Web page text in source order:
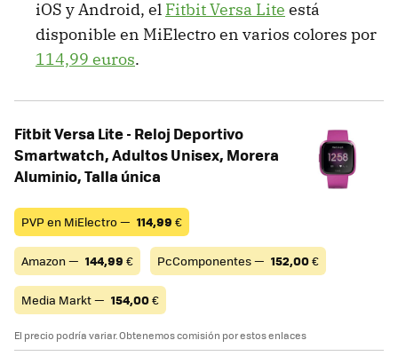
iOS y Android, el Fitbit Versa Lite está
disponible en MiElectro en varios colores por
114,99 euros.
Fitbit Versa Lite - Reloj Deportivo
Smartwatch, Adultos Unisex, Morera
Aluminio, Talla única
PVP en MiElectro — 114,99 €
Amazon — 144,99 € PcComponentes — 152,00€
Media Markt — 154,00€
El precio podría variar. Obtenemos comisión por estos enlaces